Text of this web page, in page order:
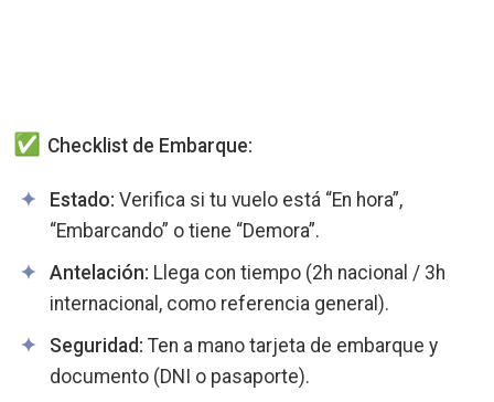
Checklist de Embarque:
Estado: Verifica si tu vuelo está “En hora”,
“Embarcando” o tiene “Demora”.
Antelación: Llega con tiempo (2h nacional / 3h
internacional, como referencia general).
Seguridad: Ten a mano tarjeta de embarque y
documento (DNI o pasaporte).